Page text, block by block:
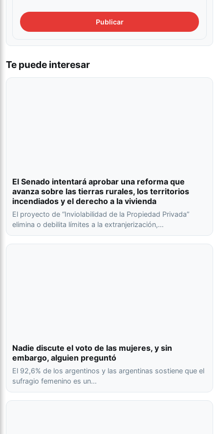
Te puede interesar
El Senado intentará aprobar una reforma que
avanza sobre las tierras rurales, los territorios
incendiados y el derecho a la vivienda
El proyecto de “Inviolabilidad de la Propiedad Privada”
elimina o debilita límites a la extranjerización,…
Nadie discute el voto de las mujeres, y sin
embargo, alguien preguntó
El 92,6% de los argentinos y las argentinas sostiene que el
sufragio femenino es un…